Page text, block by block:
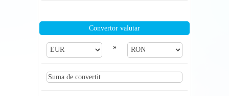
Convertor valutar
»